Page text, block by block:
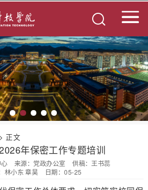
正文
年保密工作专题培训
来源：党政办公室
供稿：王书蕊
林小东 章昊
日期：05-25